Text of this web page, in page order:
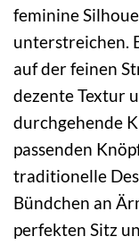
feminine
unterstreichen.
auf der feinen
dezente Textur
durchgehende
passenden
traditionelle
Bündchen an
perfekten Sitz